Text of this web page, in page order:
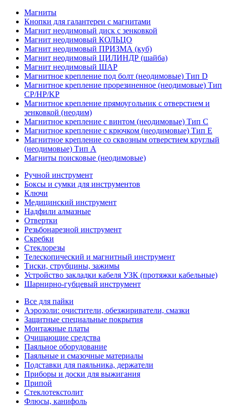
Магниты
Кнопки для галантереи с магнитами
Магнит неодимовый диск с зенковкой
Магнит неодимовый КОЛЬЦО
Магнит неодимовый ПРИЗМА (куб)
Магнит неодимовый ЦИЛИНДР (шайба)
Магнит неодимовый ШАР
Магнитное крепление под болт (неодимовые) Тип D
Магнитное крепление прорезиненное (неодимовые) Тип
CP/HP/KP
Магнитное крепление прямоугольник с отверстием и
зенковкой (неодим)
Магнитное крепление с винтом (неодимовые) Тип С
Магнитное крепление с крючком (неодимовые) Тип Е
Магнитное крепление со сквозным отверстием круглый
(неодимовые) Тип А
Магниты поисковые (неодимовые)
Ручной инструмент
Боксы и сумки для инструментов
Ключи
Медицинский инструмент
Надфили алмазные
Отвертки
Резьбонарезной инструмент
Скребки
Стеклорезы
Телескопический и магнитный инструмент
Тиски, струбцины, зажимы
Устройство закладки кабеля УЗК (протяжки кабельные)
Шарнирно-губцевый инструмент
Все для пайки
Аэрозоли: очистители, обезжириватели, смазки
Защитные специальные покрытия
Монтажные платы
Очищающие средства
Паяльное оборудование
Паяльные и смазочные материалы
Подставки для паяльника, держатели
Приборы и доски для выжигания
Припой
Стеклотекстолит
Флюсы, канифоль